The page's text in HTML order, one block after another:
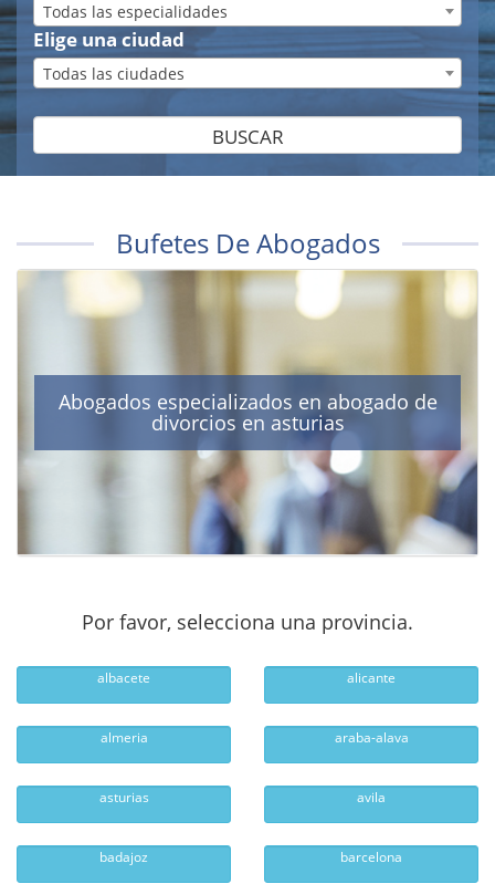
Todas las especialidades
Elige una ciudad
Todas las ciudades
BUSCAR
Bufetes De Abogados
Abogados especializados en abogado de
divorcios en asturias
Por favor, selecciona una provincia.
albacete alicante
almeria araba-alava
asturias avila
badajoz barcelona